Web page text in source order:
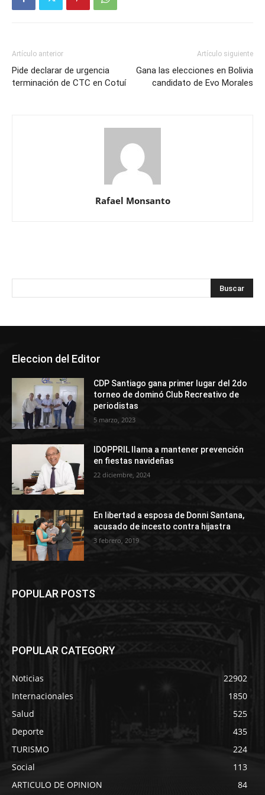
Artículo anterior
Pide declarar de urgencia
terminación de CTC en Cotuí
Artículo siguiente
Gana las elecciones en Bolivia
candidato de Evo Morales
Rafael Monsanto
Eleccion del Editor
CDP Santiago gana primer lugar del 2do
torneo de dominó Club Recreativo de
periodistas
5 marzo, 2023
IDOPPRIL llama a mantener prevención
en fiestas navideñas
22 diciembre, 2024
En libertad a esposa de Donni Santana,
acusado de incesto contra hijastra
3 febrero, 2019
POPULAR POSTS
POPULAR CATEGORY
Noticias
22902
Internacionales
1850
Salud
525
Deporte
435
TURISMO
224
Social
113
ARTICULO DE OPINION
84